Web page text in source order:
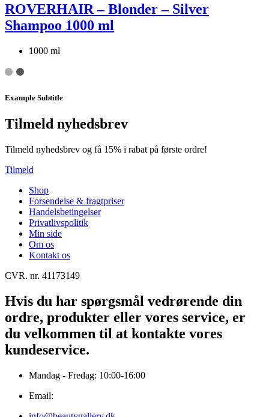
ROVERHAIR – Blonder – Silver
Shampoo 1000 ml
1000 ml
Example Subtitle
Tilmeld nyhedsbrev
Tilmeld nyhedsbrev og få 15% i rabat på første ordre!
Tilmeld
Shop
Forsendelse & fragtpriser
Handelsbetingelser
Privatlivspolitik
Min side
Om os
Kontakt os
CVR. nr. 41173149
Hvis du har spørgsmål vedrørende din
ordre, produkter eller vores service, er
du velkommen til at kontakte vores
kundeservice.
Mandag - Fredag: 10:00-16:00
Email: